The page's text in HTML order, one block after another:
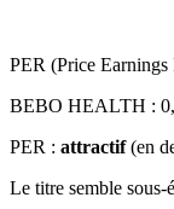
PER (Price Earnings
BEBO HEALTH :
PER : attractif (en
Le titre semble sous-